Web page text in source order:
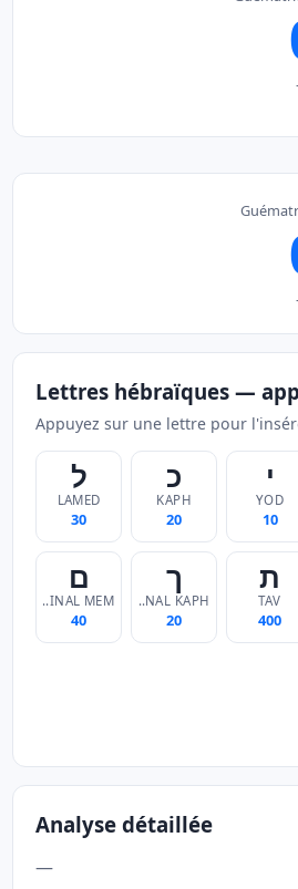
Lettres hébraïques —
Appuyez sur une lettre pour
י
YOD
10
כ
KAPH
20
ל
LAMED
30
ת
TAV
400
ך
FINAL KAPH
20
ם
FINAL MEM
40
Analyse détaillée
—